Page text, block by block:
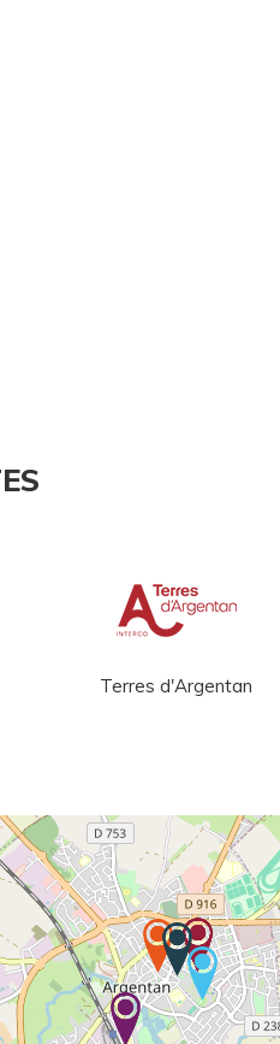
Terres d'Argentan